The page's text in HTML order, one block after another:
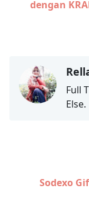
dengan
Full
Else.
Sodexo